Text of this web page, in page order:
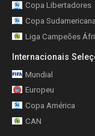
Copa Libertadores
Copa Sudamericana
Liga Campeões
Internacionais
Mundial
Europeu
Copa América
CAN